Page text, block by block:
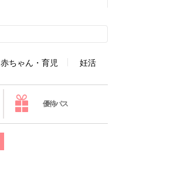
赤ちゃん・育児 妊活
優待パス